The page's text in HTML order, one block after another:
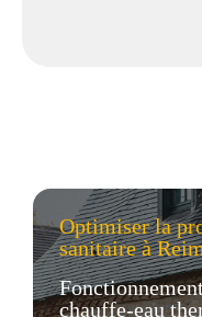
Optimiser la
sanitaire à
chauffe-eau